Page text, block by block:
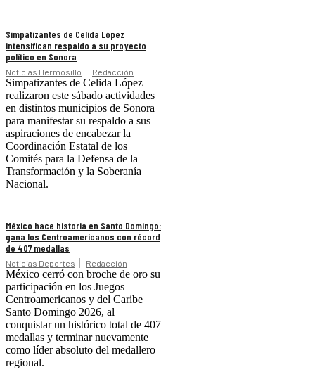
Simpatizantes de Celida López
intensifican respaldo a su proyecto
político en Sonora
Noticias Hermosillo Redacción
Simpatizantes de Celida López
realizaron este sábado actividades
en distintos municipios de Sonora
para manifestar su respaldo a sus
aspiraciones de encabezar la
Coordinación Estatal de los
Comités para la Defensa de la
Transformación y la Soberanía
Nacional.
México hace historia en Santo Domingo:
gana los Centroamericanos con récord
de 407 medallas
Noticias Deportes Redacción
México cerró con broche de oro su
participación en los Juegos
Centroamericanos y del Caribe
Santo Domingo 2026, al
conquistar un histórico total de 407
medallas y terminar nuevamente
como líder absoluto del medallero
regional.